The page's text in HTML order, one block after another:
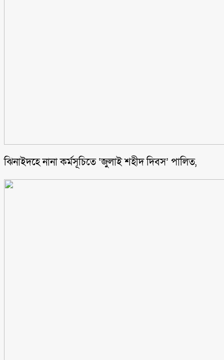
ঝিনাইদহে নানা কর্মসূচিতে ‘জুলাই শহীদ দিবস’ পালিত,